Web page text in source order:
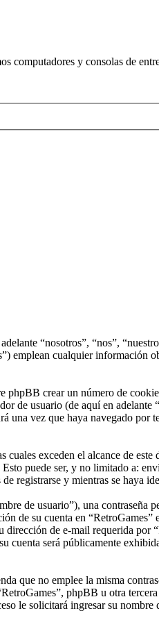
computadores y consolas de
“nosotros”, “nos”,
cualquier información
crear un número de
de usuario (de aquí en
vez que haya navegado por
exceden el alcance de
puede ser, y no limitado a:
registrarse y mientras se haya
de usuario”), una contraseña
de su cuenta en
de e-mail requerida
será públicamente
que no emplee la misma
phpBB u otra
le solicitará ingresar su